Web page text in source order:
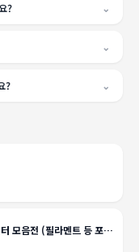
? ⌄
⌄
? ⌄
모음전 (필라멘트 등 포